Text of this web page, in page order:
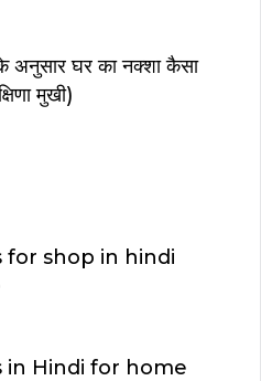
अनुसार घर का नक्शा कैसा
मुखी)
for shop in hindi
in Hindi for home